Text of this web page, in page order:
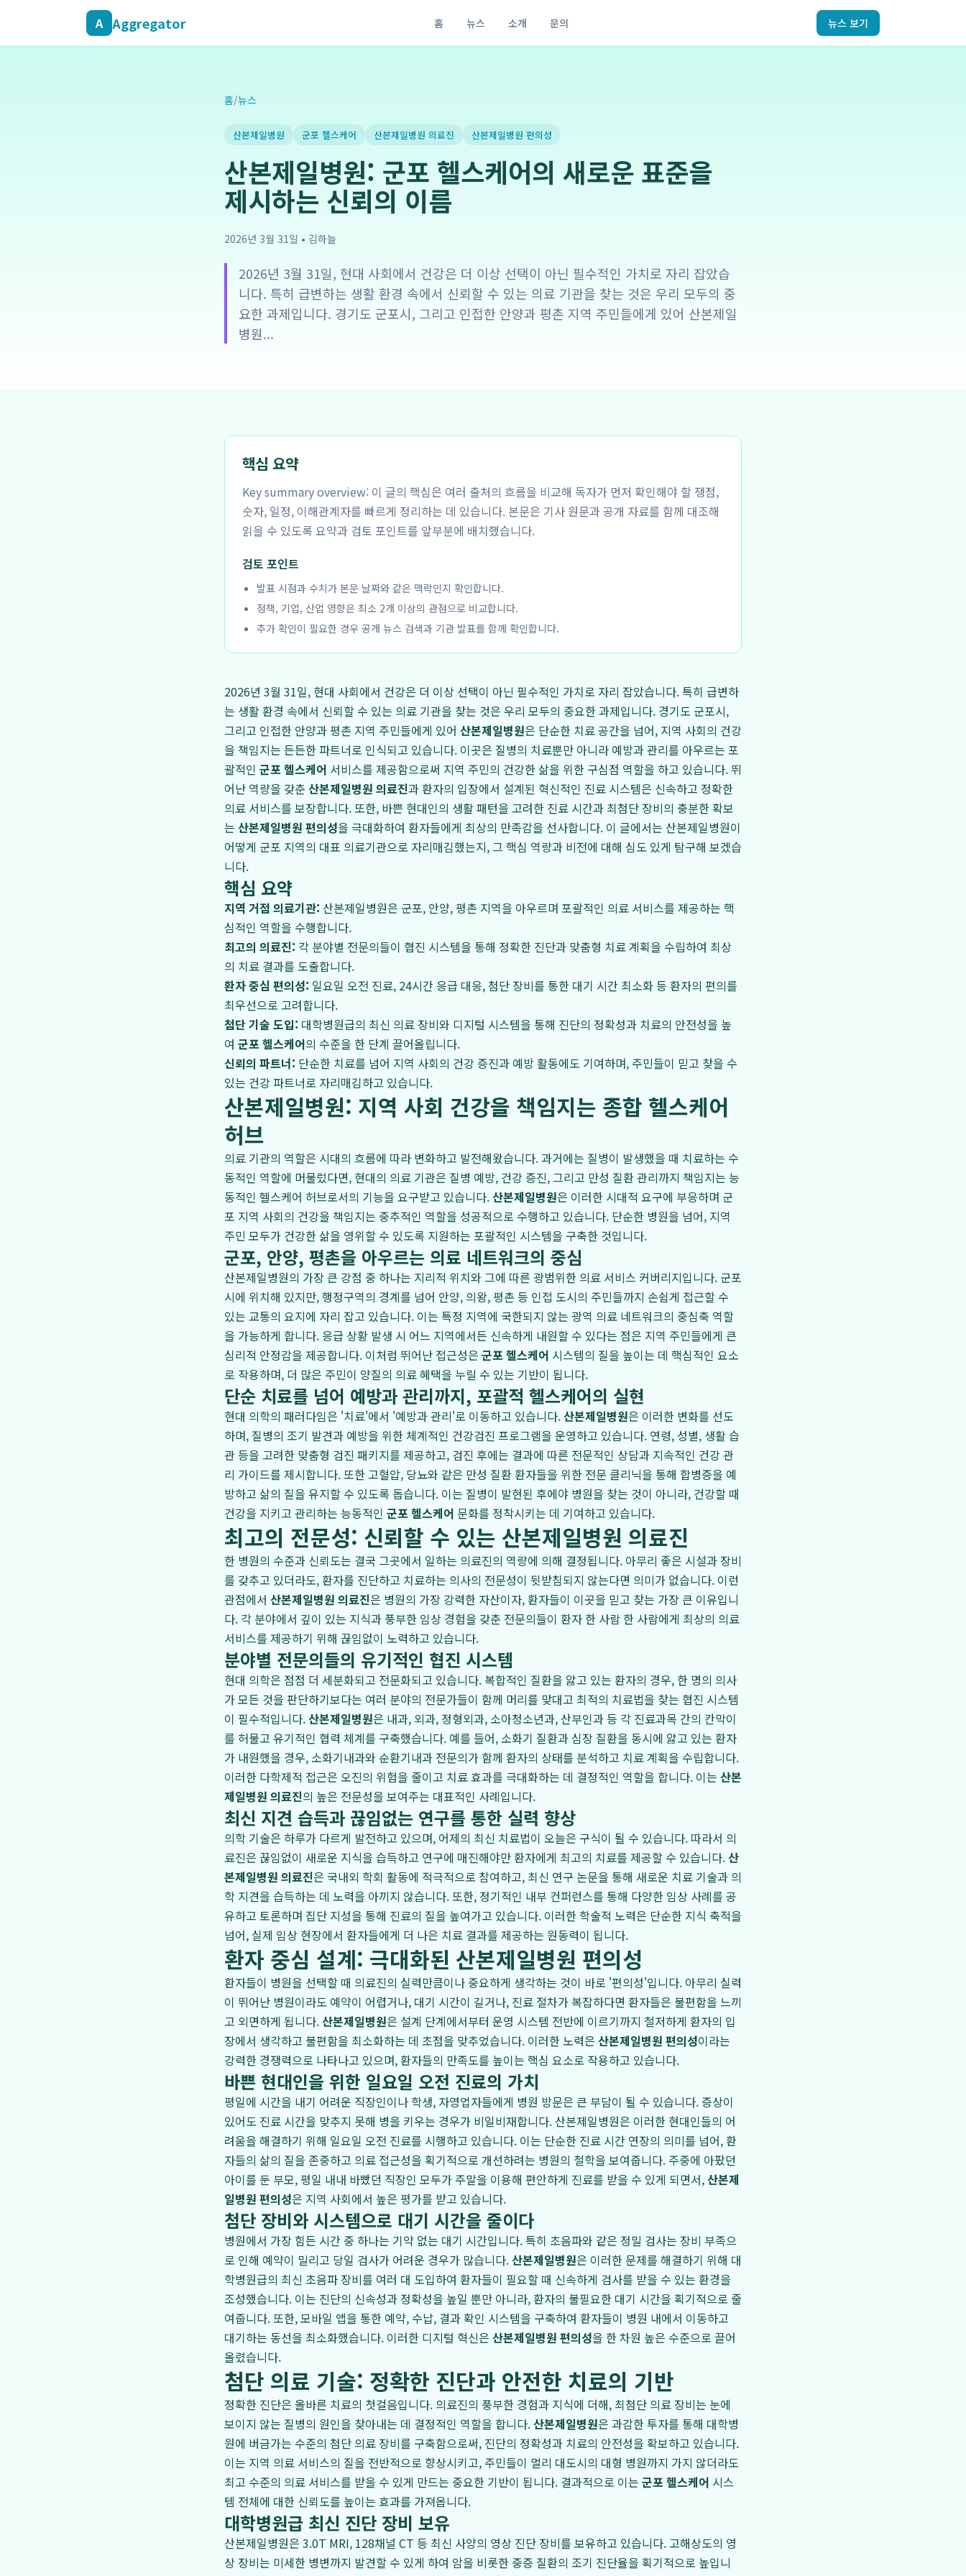
A Aggregator 홈 뉴스 소개 문의 뉴스 보기
홈/뉴스
산본제일병원 군포 헬스케어 산본제일병원 의료진 산본제일병원 편의성
산본제일병원: 군포 헬스케어의 새로운 표준을
제시하는 신뢰의 이름
2026년 3월 31일 • 김하늘
2026년 3월 31일, 현대 사회에서 건강은 더 이상 선택이 아닌 필수적인 가치로 자리 잡았습
니다. 특히 급변하는 생활 환경 속에서 신뢰할 수 있는 의료 기관을 찾는 것은 우리 모두의 중
요한 과제입니다. 경기도 군포시, 그리고 인접한 안양과 평촌 지역 주민들에게 있어 산본제일
병원...
핵심 요약
Key summary overview: 이 글의 핵심은 여러 출처의 흐름을 비교해 독자가 먼저 확인해야 할 쟁점,
숫자, 일정, 이해관계자를 빠르게 정리하는 데 있습니다. 본문은 기사 원문과 공개 자료를 함께 대조해
읽을 수 있도록 요약과 검토 포인트를 앞부분에 배치했습니다.
검토 포인트
발표 시점과 수치가 본문 날짜와 같은 맥락인지 확인합니다.
정책, 기업, 산업 영향은 최소 2개 이상의 관점으로 비교합니다.
추가 확인이 필요한 경우 공개 뉴스 검색과 기관 발표를 함께 확인합니다.
2026년 3월 31일, 현대 사회에서 건강은 더 이상 선택이 아닌 필수적인 가치로 자리 잡았습니다. 특히 급변하
는 생활 환경 속에서 신뢰할 수 있는 의료 기관을 찾는 것은 우리 모두의 중요한 과제입니다. 경기도 군포시,
그리고 인접한 안양과 평촌 지역 주민들에게 있어 산본제일병원은 단순한 치료 공간을 넘어, 지역 사회의 건강
을 책임지는 든든한 파트너로 인식되고 있습니다. 이곳은 질병의 치료뿐만 아니라 예방과 관리를 아우르는 포
괄적인 군포 헬스케어 서비스를 제공함으로써 지역 주민의 건강한 삶을 위한 구심점 역할을 하고 있습니다. 뛰
어난 역량을 갖춘 산본제일병원 의료진과 환자의 입장에서 설계된 혁신적인 진료 시스템은 신속하고 정확한
의료 서비스를 보장합니다. 또한, 바쁜 현대인의 생활 패턴을 고려한 진료 시간과 최첨단 장비의 충분한 확보
는 산본제일병원 편의성을 극대화하여 환자들에게 최상의 만족감을 선사합니다. 이 글에서는 산본제일병원이
어떻게 군포 지역의 대표 의료기관으로 자리매김했는지, 그 핵심 역량과 비전에 대해 심도 있게 탐구해 보겠습
니다.
핵심 요약
지역 거점 의료기관: 산본제일병원은 군포, 안양, 평촌 지역을 아우르며 포괄적인 의료 서비스를 제공하는 핵
심적인 역할을 수행합니다.
최고의 의료진: 각 분야별 전문의들이 협진 시스템을 통해 정확한 진단과 맞춤형 치료 계획을 수립하여 최상
의 치료 결과를 도출합니다.
환자 중심 편의성: 일요일 오전 진료, 24시간 응급 대응, 첨단 장비를 통한 대기 시간 최소화 등 환자의 편의를
최우선으로 고려합니다.
첨단 기술 도입: 대학병원급의 최신 의료 장비와 디지털 시스템을 통해 진단의 정확성과 치료의 안전성을 높
여 군포 헬스케어의 수준을 한 단계 끌어올립니다.
신뢰의 파트너: 단순한 치료를 넘어 지역 사회의 건강 증진과 예방 활동에도 기여하며, 주민들이 믿고 찾을 수
있는 건강 파트너로 자리매김하고 있습니다.
산본제일병원: 지역 사회 건강을 책임지는 종합 헬스케어
허브
의료 기관의 역할은 시대의 흐름에 따라 변화하고 발전해왔습니다. 과거에는 질병이 발생했을 때 치료하는 수
동적인 역할에 머물렀다면, 현대의 의료 기관은 질병 예방, 건강 증진, 그리고 만성 질환 관리까지 책임지는 능
동적인 헬스케어 허브로서의 기능을 요구받고 있습니다.산본제일병원은 이러한 시대적 요구에 부응하며 군
포 지역 사회의 건강을 책임지는 중추적인 역할을 성공적으로 수행하고 있습니다. 단순한 병원을 넘어, 지역
주민 모두가 건강한 삶을 영위할 수 있도록 지원하는 포괄적인 시스템을 구축한 것입니다.
군포, 안양, 평촌을 아우르는 의료 네트워크의 중심
산본제일병원의 가장 큰 강점 중 하나는 지리적 위치와 그에 따른 광범위한 의료 서비스 커버리지입니다. 군포
시에 위치해 있지만, 행정구역의 경계를 넘어 안양, 의왕, 평촌 등 인접 도시의 주민들까지 손쉽게 접근할 수
있는 교통의 요지에 자리 잡고 있습니다. 이는 특정 지역에 국한되지 않는 광역 의료 네트워크의 중심축 역할
을 가능하게 합니다. 응급 상황 발생 시 어느 지역에서든 신속하게 내원할 수 있다는 점은 지역 주민들에게 큰
심리적 안정감을 제공합니다. 이처럼 뛰어난 접근성은 군포 헬스케어 시스템의 질을 높이는 데 핵심적인 요소
로 작용하며, 더 많은 주민이 양질의 의료 혜택을 누릴 수 있는 기반이 됩니다.
단순 치료를 넘어 예방과 관리까지, 포괄적 헬스케어의 실현
현대 의학의 패러다임은 '치료'에서 '예방과 관리'로 이동하고 있습니다.산본제일병원은 이러한 변화를 선도
하며, 질병의 조기 발견과 예방을 위한 체계적인 건강검진 프로그램을 운영하고 있습니다. 연령, 성별, 생활 습
관 등을 고려한 맞춤형 검진 패키지를 제공하고, 검진 후에는 결과에 따른 전문적인 상담과 지속적인 건강 관
리 가이드를 제시합니다. 또한 고혈압, 당뇨와 같은 만성 질환 환자들을 위한 전문 클리닉을 통해 합병증을 예
방하고 삶의 질을 유지할 수 있도록 돕습니다. 이는 질병이 발현된 후에야 병원을 찾는 것이 아니라, 건강할 때
건강을 지키고 관리하는 능동적인 군포 헬스케어 문화를 정착시키는 데 기여하고 있습니다.
최고의 전문성: 신뢰할 수 있는 산본제일병원 의료진
한 병원의 수준과 신뢰도는 결국 그곳에서 일하는 의료진의 역량에 의해 결정됩니다. 아무리 좋은 시설과 장비
를 갖추고 있더라도, 환자를 진단하고 치료하는 의사의 전문성이 뒷받침되지 않는다면 의미가 없습니다. 이런
관점에서 산본제일병원 의료진은 병원의 가장 강력한 자산이자, 환자들이 이곳을 믿고 찾는 가장 큰 이유입니
다. 각 분야에서 깊이 있는 지식과 풍부한 임상 경험을 갖춘 전문의들이 환자 한 사람 한 사람에게 최상의 의료
서비스를 제공하기 위해 끊임없이 노력하고 있습니다.
분야별 전문의들의 유기적인 협진 시스템
현대 의학은 점점 더 세분화되고 전문화되고 있습니다. 복합적인 질환을 앓고 있는 환자의 경우, 한 명의 의사
가 모든 것을 판단하기보다는 여러 분야의 전문가들이 함께 머리를 맞대고 최적의 치료법을 찾는 협진 시스템
이 필수적입니다.산본제일병원은 내과, 외과, 정형외과, 소아청소년과, 산부인과 등 각 진료과목 간의 칸막이
를 허물고 유기적인 협력 체계를 구축했습니다. 예를 들어, 소화기 질환과 심장 질환을 동시에 앓고 있는 환자
가 내원했을 경우, 소화기내과와 순환기내과 전문의가 함께 환자의 상태를 분석하고 치료 계획을 수립합니다.
이러한 다학제적 접근은 오진의 위험을 줄이고 치료 효과를 극대화하는 데 결정적인 역할을 합니다. 이는 산본
제일병원 의료진의 높은 전문성을 보여주는 대표적인 사례입니다.
최신 지견 습득과 끊임없는 연구를 통한 실력 향상
의학 기술은 하루가 다르게 발전하고 있으며, 어제의 최신 치료법이 오늘은 구식이 될 수 있습니다. 따라서 의
료진은 끊임없이 새로운 지식을 습득하고 연구에 매진해야만 환자에게 최고의 치료를 제공할 수 있습니다.산
본제일병원 의료진은 국내외 학회 활동에 적극적으로 참여하고, 최신 연구 논문을 통해 새로운 치료 기술과 의
학 지견을 습득하는 데 노력을 아끼지 않습니다. 또한, 정기적인 내부 컨퍼런스를 통해 다양한 임상 사례를 공
유하고 토론하며 집단 지성을 통해 진료의 질을 높여가고 있습니다. 이러한 학술적 노력은 단순한 지식 축적을
넘어, 실제 임상 현장에서 환자들에게 더 나은 치료 결과를 제공하는 원동력이 됩니다.
환자 중심 설계: 극대화된 산본제일병원 편의성
환자들이 병원을 선택할 때 의료진의 실력만큼이나 중요하게 생각하는 것이 바로 '편의성'입니다. 아무리 실력
이 뛰어난 병원이라도 예약이 어렵거나, 대기 시간이 길거나, 진료 절차가 복잡하다면 환자들은 불편함을 느끼
고 외면하게 됩니다.산본제일병원은 설계 단계에서부터 운영 시스템 전반에 이르기까지 철저하게 환자의 입
장에서 생각하고 불편함을 최소화하는 데 초점을 맞추었습니다. 이러한 노력은 산본제일병원 편의성이라는
강력한 경쟁력으로 나타나고 있으며, 환자들의 만족도를 높이는 핵심 요소로 작용하고 있습니다.
바쁜 현대인을 위한 일요일 오전 진료의 가치
평일에 시간을 내기 어려운 직장인이나 학생, 자영업자들에게 병원 방문은 큰 부담이 될 수 있습니다. 증상이
있어도 진료 시간을 맞추지 못해 병을 키우는 경우가 비일비재합니다. 산본제일병원은 이러한 현대인들의 어
려움을 해결하기 위해 일요일 오전 진료를 시행하고 있습니다. 이는 단순한 진료 시간 연장의 의미를 넘어, 환
자들의 삶의 질을 존중하고 의료 접근성을 획기적으로 개선하려는 병원의 철학을 보여줍니다. 주중에 아팠던
아이를 둔 부모, 평일 내내 바빴던 직장인 모두가 주말을 이용해 편안하게 진료를 받을 수 있게 되면서,산본제
일병원 편의성은 지역 사회에서 높은 평가를 받고 있습니다.
첨단 장비와 시스템으로 대기 시간을 줄이다
병원에서 가장 힘든 시간 중 하나는 기약 없는 대기 시간입니다. 특히 초음파와 같은 정밀 검사는 장비 부족으
로 인해 예약이 밀리고 당일 검사가 어려운 경우가 많습니다.산본제일병원은 이러한 문제를 해결하기 위해 대
학병원급의 최신 초음파 장비를 여러 대 도입하여 환자들이 필요할 때 신속하게 검사를 받을 수 있는 환경을
조성했습니다. 이는 진단의 신속성과 정확성을 높일 뿐만 아니라, 환자의 불필요한 대기 시간을 획기적으로 줄
여줍니다. 또한, 모바일 앱을 통한 예약, 수납, 결과 확인 시스템을 구축하여 환자들이 병원 내에서 이동하고
대기하는 동선을 최소화했습니다. 이러한 디지털 혁신은 산본제일병원 편의성을 한 차원 높은 수준으로 끌어
올렸습니다.
첨단 의료 기술: 정확한 진단과 안전한 치료의 기반
정확한 진단은 올바른 치료의 첫걸음입니다. 의료진의 풍부한 경험과 지식에 더해, 최첨단 의료 장비는 눈에
보이지 않는 질병의 원인을 찾아내는 데 결정적인 역할을 합니다.산본제일병원은 과감한 투자를 통해 대학병
원에 버금가는 수준의 첨단 의료 장비를 구축함으로써, 진단의 정확성과 치료의 안전성을 확보하고 있습니다.
이는 지역 의료 서비스의 질을 전반적으로 향상시키고, 주민들이 멀리 대도시의 대형 병원까지 가지 않더라도
최고 수준의 의료 서비스를 받을 수 있게 만드는 중요한 기반이 됩니다. 결과적으로 이는 군포 헬스케어 시스
템 전체에 대한 신뢰도를 높이는 효과를 가져옵니다.
대학병원급 최신 진단 장비 보유
산본제일병원은 3.0T MRI, 128채널 CT 등 최신 사양의 영상 진단 장비를 보유하고 있습니다. 고해상도의 영
상 장비는 미세한 병변까지 발견할 수 있게 하여 암을 비롯한 중증 질환의 조기 진단율을 획기적으로 높입니